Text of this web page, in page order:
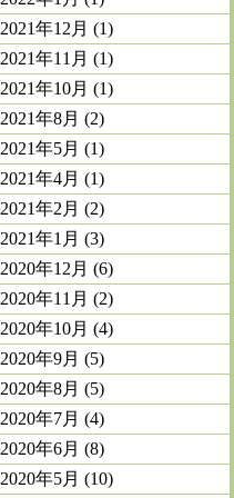
2021年12月 (1)
2021年11月 (1)
2021年10月 (1)
2021年8月 (2)
2021年5月 (1)
2021年4月 (1)
2021年2月 (2)
2021年1月 (3)
2020年12月 (6)
2020年11月 (2)
2020年10月 (4)
2020年9月 (5)
2020年8月 (5)
2020年7月 (4)
2020年6月 (8)
2020年5月 (10)